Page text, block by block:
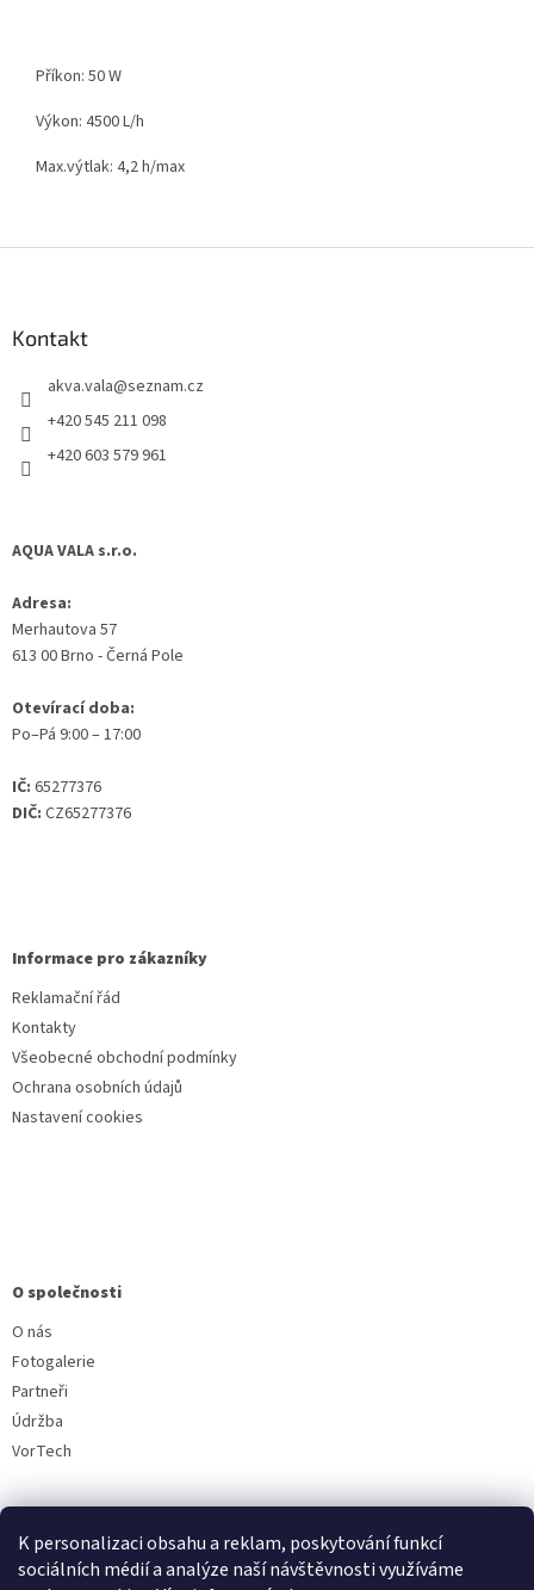
K personalizaci obsahu a reklam, poskytování funkcí
sociálních médií a analýze naší návštěvnosti využíváme
Příkon: 50 W
Výkon: 4500 L/h
Max.výtlak: 4,2 h/max
Kontakt
akva.vala@seznam.cz
+420 545 211 098
+420 603 579 961
AQUA VALA s.r.o.
Adresa:
Merhautova 57
613 00 Brno - Černá Pole
Otevírací doba:
Po–Pá 9:00 – 17:00
IČ: 65277376
DIČ: CZ65277376
Informace pro zákazníky
Reklamační řád
Kontakty
Všeobecné obchodní podmínky
Ochrana osobních údajů
Nastavení cookies
O společnosti
O nás
Fotogalerie
Partneři
Údržba
VorTech